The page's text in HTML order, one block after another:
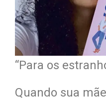
“Para os
Quando sua